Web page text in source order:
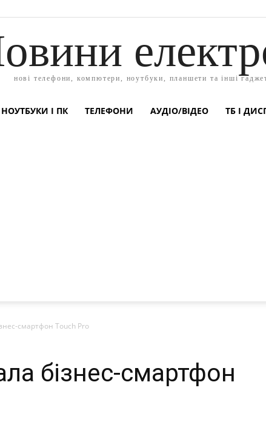
нові телефони, компютери, ноутбуки, планшети та інші
НОУТБУКИ І ПК ТЕЛЕФОНИ АУДІО/ВІДЕО ТБ І
смартфон Touch Pro
бізнес-смартфон